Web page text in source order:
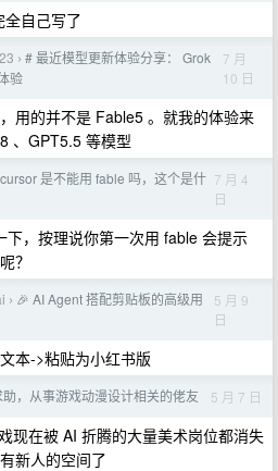
自己写了
› # 最近模型更新体验分享： Grok
验
7 月
10 日
用的并不是 Fable5 。就我的体验来
、GPT5.5 等模型
cursor 是不能用 fable 吗，这个是什 7 月 4
日
，按理说你第一次用 fable 会提示
？
› 🎉 AI Agent 搭配剪贴板的高级用
5 月 9
日
本->粘贴为小红书版
助，从事游戏动漫设计相关的佬友 5 月 7 日
现在被 AI 折腾的大量美术岗位都消失
新人的空间了